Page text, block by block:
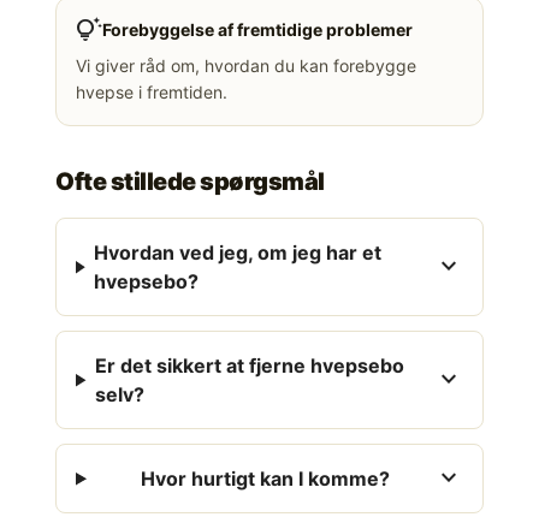
tips_and_updatesForebyggelse af fremtidige problemer
Vi giver råd om, hvordan du kan forebygge
hvepse i fremtiden.
Ofte stillede spørgsmål
Hvordan ved jeg, om jeg har et
hvepsebo?
expand_more
Er det sikkert at fjerne hvepsebo
selv?
expand_more
Hvor hurtigt kan I komme? expand_more